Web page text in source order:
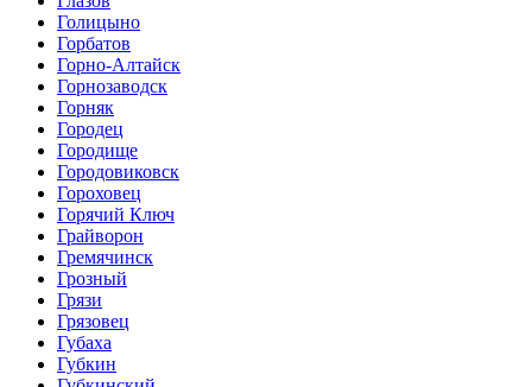
Голицыно
Горбатов
Горно-Алтайск
Горнозаводск
Горняк
Городец
Городище
Городовиковск
Гороховец
Горячий Ключ
Грайворон
Гремячинск
Грозный
Грязи
Грязовец
Губаха
Губкин